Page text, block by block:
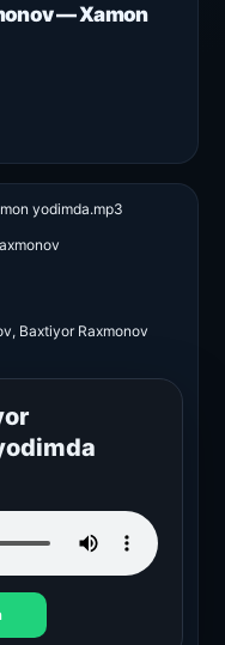
— Xamon
yodimda.mp3
Baxtiyor Raxmonov